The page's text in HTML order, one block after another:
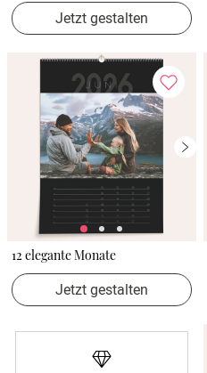
Jetzt gestalten
12 elegante Monate
Jetzt gestalten